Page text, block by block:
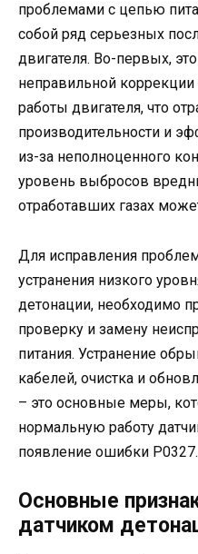
проблемами с цепью
собой ряд серьезных
двигателя. Во-первых,
неправильной
работы двигателя, что
производительности и
из-за неполноценного
уровень выбросов
отработавших газах
Для исправления
устранения низкого
детонации, необходимо
проверку и замену
питания. Устранение
кабелей, очистка и
– это основные меры,
нормальную работу
появление ошибки P0327.
Основные
датчиком